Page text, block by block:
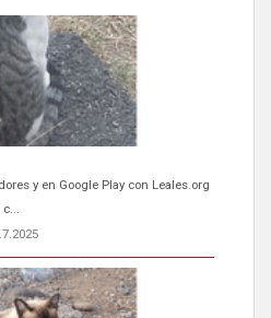
4 años,esterilizada con marca de